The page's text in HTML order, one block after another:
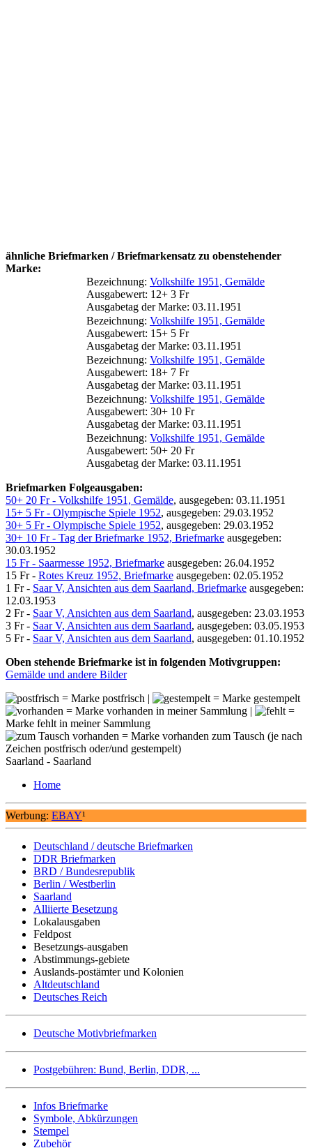
ähnliche Briefmarken / Briefmarkensatz zu obenstehender
Marke:
Bezeichnung: Volkshilfe 1951, Gemälde
Ausgabewert: 12+ 3 Fr
Ausgabetag der Marke: 03.11.1951
Bezeichnung: Volkshilfe 1951, Gemälde
Ausgabewert: 15+ 5 Fr
Ausgabetag der Marke: 03.11.1951
Bezeichnung: Volkshilfe 1951, Gemälde
Ausgabewert: 18+ 7 Fr
Ausgabetag der Marke: 03.11.1951
Bezeichnung: Volkshilfe 1951, Gemälde
Ausgabewert: 30+ 10 Fr
Ausgabetag der Marke: 03.11.1951
Bezeichnung: Volkshilfe 1951, Gemälde
Ausgabewert: 50+ 20 Fr
Ausgabetag der Marke: 03.11.1951
Briefmarken Folgeausgaben:
50+ 20 Fr - Volkshilfe 1951, Gemälde, ausgegeben: 03.11.1951
15+ 5 Fr - Olympische Spiele 1952, ausgegeben: 29.03.1952
30+ 5 Fr - Olympische Spiele 1952, ausgegeben: 29.03.1952
30+ 10 Fr - Tag der Briefmarke 1952, Briefmarke ausgegeben:
30.03.1952
15 Fr - Saarmesse 1952, Briefmarke ausgegeben: 26.04.1952
15 Fr - Rotes Kreuz 1952, Briefmarke ausgegeben: 02.05.1952
1 Fr - Saar V, Ansichten aus dem Saarland, Briefmarke ausgegeben:
12.03.1953
2 Fr - Saar V, Ansichten aus dem Saarland, ausgegeben: 23.03.1953
3 Fr - Saar V, Ansichten aus dem Saarland, ausgegeben: 03.05.1953
5 Fr - Saar V, Ansichten aus dem Saarland, ausgegeben: 01.10.1952
Oben stehende Briefmarke ist in folgenden Motivgruppen:
Gemälde und andere Bilder
= Marke postfrisch |
= Marke gestempelt
= Marke vorhanden in meiner Sammlung |
=
Marke fehlt in meiner Sammlung
= Marke vorhanden zum Tausch (je nach
Zeichen postfrisch oder/und gestempelt)
Saarland - Saarland
Home
Werbung: EBAY¹
Deutschland / deutsche Briefmarken
DDR Briefmarken
BRD / Bundesrepublik
Berlin / Westberlin
Saarland
Alliierte Besetzung
Lokalausgaben
Feldpost
Besetzungs-ausgaben
Abstimmungs-gebiete
Auslands-postämter und Kolonien
Altdeutschland
Deutsches Reich
Deutsche Motivbriefmarken
Postgebühren: Bund, Berlin, DDR, ...
Infos Briefmarke
Symbole, Abkürzungen
Stempel
Zubehör